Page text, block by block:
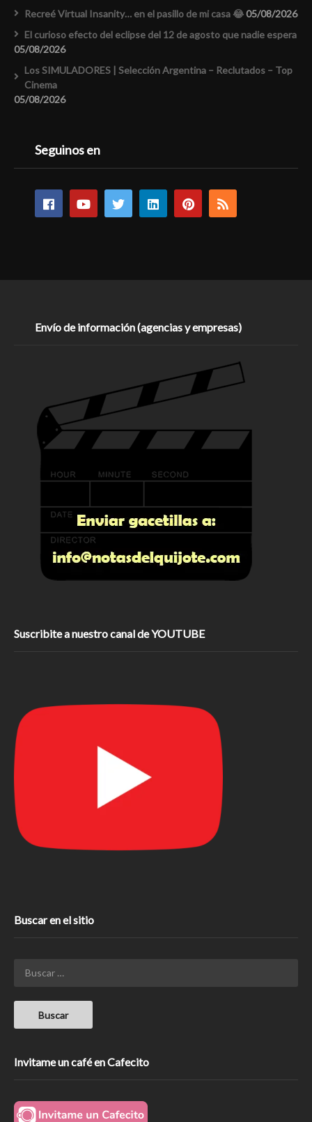
Recreé Virtual Insanity… en el pasillo de mi casa 😂05/08/2026
El curioso efecto del eclipse del 12 de agosto que nadie espera
05/08/2026
Los SIMULADORES | Selección Argentina – Reclutados – Top
Cinema
05/08/2026
Seguinos en
Envío de información (agencias y empresas)
Suscribite a nuestro canal de YOUTUBE
Buscar en el sitio
Invitame un café en Cafecito